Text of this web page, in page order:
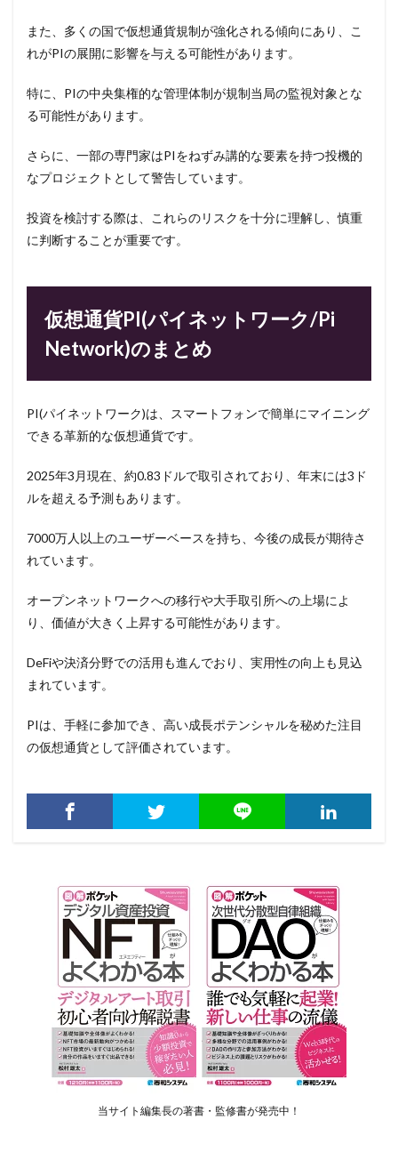
また、多くの国で仮想通貨規制が強化される傾向にあり、こ
れがPIの展開に影響を与える可能性があります。
特に、PIの中央集権的な管理体制が規制当局の監視対象とな
る可能性があります。
さらに、一部の専門家はPIをねずみ講的な要素を持つ投機的
なプロジェクトとして警告しています。
投資を検討する際は、これらのリスクを十分に理解し、慎重
に判断することが重要です。
仮想通貨PI(パイネットワーク/Pi
Network)のまとめ
PI(パイネットワーク)は、スマートフォンで簡単にマイニング
できる革新的な仮想通貨です。
2025年3月現在、約0.83ドルで取引されており、年末には3ド
ルを超える予測もあります。
7000万人以上のユーザーベースを持ち、今後の成長が期待さ
れています。
オープンネットワークへの移行や大手取引所への上場によ
り、価値が大きく上昇する可能性があります。
DeFiや決済分野での活用も進んでおり、実用性の向上も見込
まれています。
PIは、手軽に参加でき、高い成長ポテンシャルを秘めた注目
の仮想通貨として評価されています。
当サイト編集長の著書・監修書が発売中！